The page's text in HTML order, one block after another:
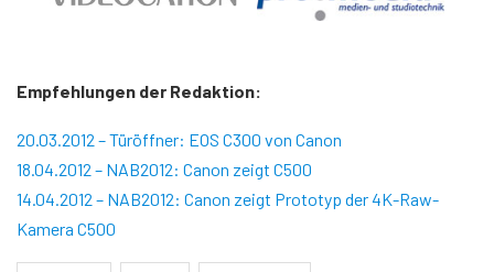
Empfehlungen der Redaktion:
20.03.2012 – Türöffner: EOS C300 von Canon
18.04.2012 – NAB2012: Canon zeigt C500
14.04.2012 – NAB2012: Canon zeigt Prototyp der 4K-Raw-
Kamera C500